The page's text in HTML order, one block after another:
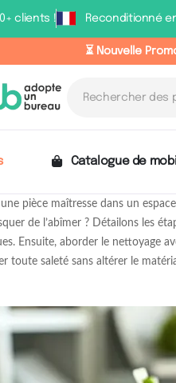
clients ! Reconditionné
⏳ Nouvelle
Catalogue de
pièce maîtresse dans un
de l’abîmer ? Détailons les
Ensuite, aborder le nettoyage
toute saleté sans altérer le